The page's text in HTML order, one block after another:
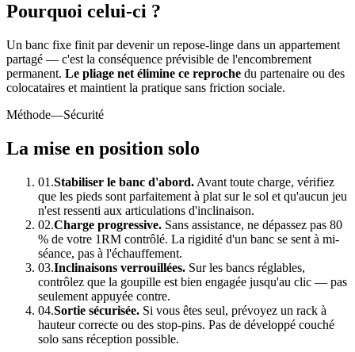
Pourquoi celui-ci ?
Un banc fixe finit par devenir un repose-linge dans un appartement
partagé — c'est la conséquence prévisible de l'encombrement
permanent. Le pliage net élimine ce reproche du partenaire ou des
colocataires et maintient la pratique sans friction sociale.
Méthode—Sécurité
La mise en position solo
01.Stabiliser le banc d'abord. Avant toute charge, vérifiez
que les pieds sont parfaitement à plat sur le sol et qu'aucun jeu
n'est ressenti aux articulations d'inclinaison.
02.Charge progressive. Sans assistance, ne dépassez pas 80
% de votre 1RM contrôlé. La rigidité d'un banc se sent à mi-
séance, pas à l'échauffement.
03.Inclinaisons verrouillées. Sur les bancs réglables,
contrôlez que la goupille est bien engagée jusqu'au clic — pas
seulement appuyée contre.
04.Sortie sécurisée. Si vous êtes seul, prévoyez un rack à
hauteur correcte ou des stop-pins. Pas de développé couché
solo sans réception possible.